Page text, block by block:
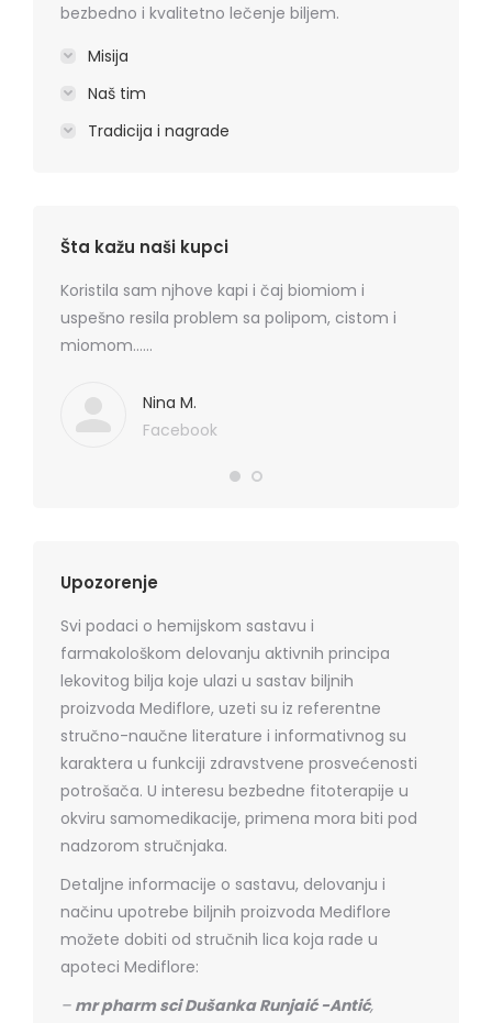
bezbedno i kvalitetno lečenje biljem.
Misija
Naš tim
Tradicija i nagrade
Šta kažu naši kupci
Koristila sam njhove kapi i čaj biomiom i
uspešno resila problem sa polipom, cistom i
miomom……
Nina M.
Facebook
Upozorenje
Svi podaci o hemijskom sastavu i
farmakološkom delovanju aktivnih principa
lekovitog bilja koje ulazi u sastav biljnih
proizvoda Mediflore, uzeti su iz referentne
stručno-naučne literature i informativnog su
karaktera u funkciji zdravstvene prosvećenosti
potrošača. U interesu bezbedne fitoterapije u
okviru samomedikacije, primena mora biti pod
nadzorom stručnjaka.
Detaljne informacije o sastavu, delovanju i
načinu upotrebe biljnih proizvoda Mediflore
možete dobiti od stručnih lica koja rade u
apoteci Mediflore:
– mr pharm sci Dušanka Runjaić -Antić,